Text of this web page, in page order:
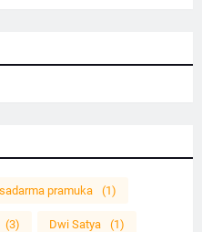
pramuka (1)
(3) Dwi Satya (1)